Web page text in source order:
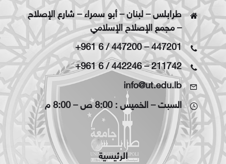
طرابلس – لبنان – أبو سمراء – شارع الإصلاح
– مجمع الإصلاح الإسلامي
+961 6 / 447200–447201
+961 6 / 442246–211742
info@ut.edu.lb
السبت – الخميس : 8:00 ص – 8:00 م
الرئيسية